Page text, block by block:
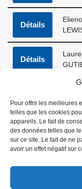
Pour offrir les meilleures
telles que les cookies
appareils. Le fait de
des données telles que
sur ce site. Le fait de ne
avoir un effet négatif sur
Détails
Détails